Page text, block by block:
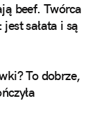
beef. Twórca
sałata i są
To dobrze,